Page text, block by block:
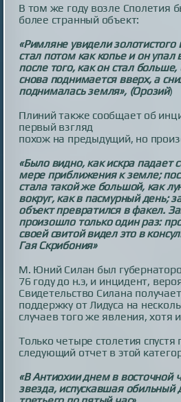
В том же году возле Сполетия
более странный объект:
«Римляне увидели
стал потом как копье и он
после того, как он стал
снова поднимается вверх, а
поднималась земля», (Орозий)
Плиний также сообщает об
первый взгляд
похож на предыдущий, но
«Было видно, как искра падает
мере приближения к земле;
стала такой же большой, как
вокруг, как в пасмурный день;
объект превратился в факел.
произошло только один раз:
своей свитой видел это в
Гая Скрибония»
М. Юний Силан был
76 году до н.э, и инцидент,
Свидетельство Силана
поддержку от Лидуса на
случаев того же явления, хотя
Только четыре столетия спустя
следующий отчет в этой
«В Антиохии днем в восточной
звезда, испускавшая обильный